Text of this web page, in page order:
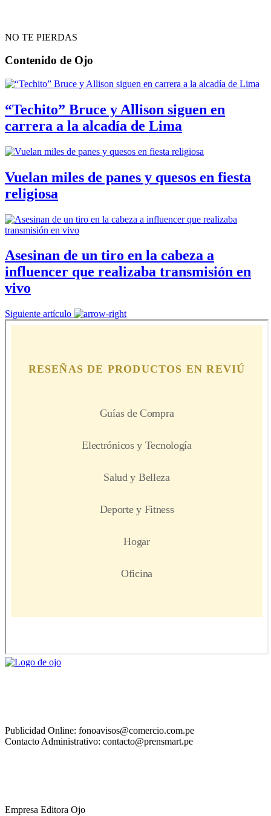
NO TE PIERDAS
Contenido de Ojo
“Techito” Bruce y Allison siguen en
carrera a la alcadía de Lima
Vuelan miles de panes y quesos en fiesta
religiosa
Asesinan de un tiro en la cabeza a
influencer que realizaba transmisión en
vivo
Siguiente artículo
Publicidad Online: fonoavisos@comercio.com.pe
Contacto Administrativo: contacto@prensmart.pe
Empresa Editora Ojo